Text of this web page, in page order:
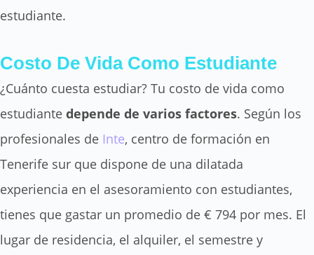
estudiante.
Costo De Vida Como Estudiante
¿Cuánto cuesta estudiar? Tu costo de vida como
estudiante depende de varios factores. Según los
profesionales de Inte, centro de formación en
Tenerife sur que dispone de una dilatada
experiencia en el asesoramiento con estudiantes,
tienes que gastar un promedio de € 794 por mes. El
lugar de residencia, el alquiler, el semestre y